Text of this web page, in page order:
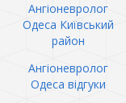
Ангіоневролог
Одеса Київський
район
Ангіоневролог
Одеса відгуки